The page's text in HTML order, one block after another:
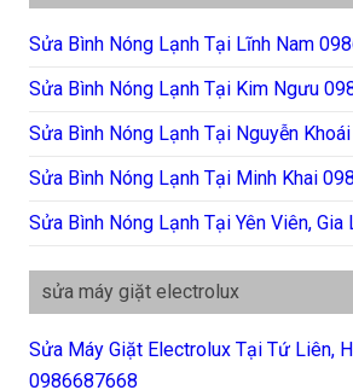
Sửa Bình Nóng Lạnh Tại Lĩnh Nam
Sửa Bình Nóng Lạnh Tại Kim Ngưu
Sửa Bình Nóng Lạnh Tại Nguyễn
Sửa Bình Nóng Lạnh Tại Minh Khai
Sửa Bình Nóng Lạnh Tại Yên Viên,
sửa máy giặt electrolux
Sửa Máy Giặt Electrolux Tại Tứ Liên,
0986687668